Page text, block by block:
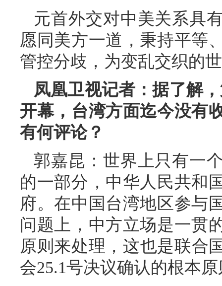
元首外交对中美关系具
愿同美方一道，秉持平等
管控分歧，为变乱交织的
凤凰卫视记者：据了解
开幕，台湾方面迄今没有
有何评论？
郭嘉昆：世界上只有一
的一部分，中华人民共和
府。在中国台湾地区参与
问题上，中方立场是一贯
原则来处理，这也是联合
会25.1号决议确认的根本